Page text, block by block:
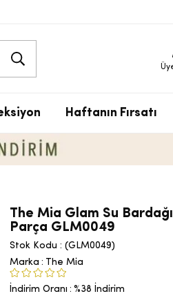
Haftanın Fırsatı
The Mia Glam Su Bardağı
Parça GLM0049
Stok Kodu
(GLM0049)
Marka : The Mia
İndirim Oranı : %38 İndirim